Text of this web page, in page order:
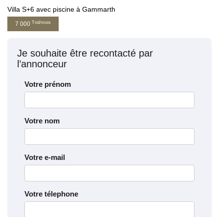
Villa S+6 avec piscine à Gammarth
7 000 Tnd/mois
Je souhaite être recontacté par
l’annonceur
Votre prénom
Votre nom
Votre e-mail
Votre télephone